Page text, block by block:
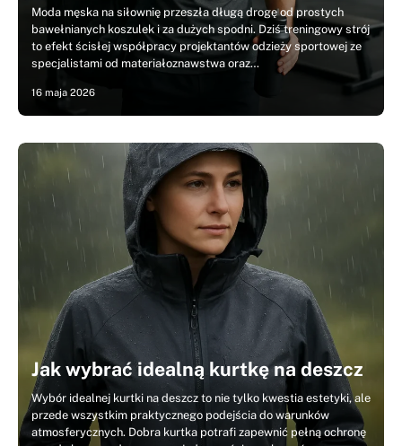
Moda męska na siłownię przeszła długą drogę od prostych
bawełnianych koszulek i za dużych spodni. Dziś treningowy strój
to efekt ścisłej współpracy projektantów odzieży sportowej ze
specjalistami od materiałoznawstwa oraz…
16 maja 2026
Jak wybrać idealną kurtkę na deszcz
Wybór idealnej kurtki na deszcz to nie tylko kwestia estetyki, ale
przede wszystkim praktycznego podejścia do warunków
atmosferycznych. Dobra kurtka potrafi zapewnić pełną ochronę